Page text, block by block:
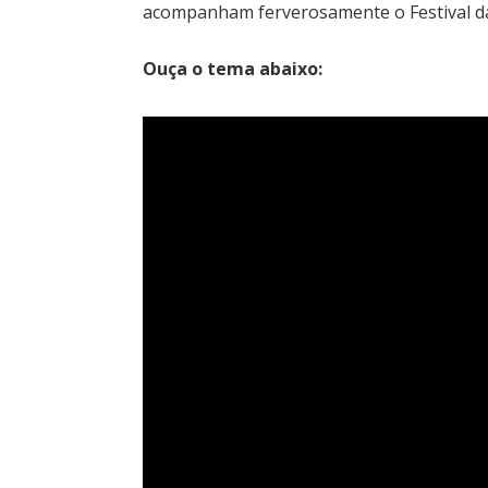
acompanham ferverosamente o Festival
Ouça o tema abaixo: